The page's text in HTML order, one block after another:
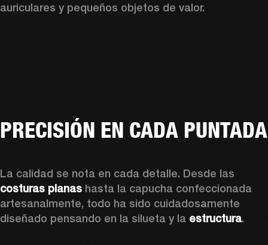
auriculares y pequeños objetos de valor.
PRECISIÓN EN CADA PUNTADA
costuras planas hasta la capucha confeccionada
artesanalmente, todo ha sido cuidadosamente
diseñado pensando en la silueta y la estructura.